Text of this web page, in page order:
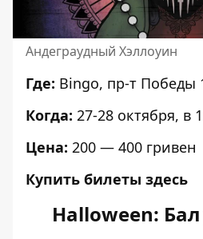
Андеграудный Хэллоуин
Где: Bingo, пр-т Победы
Когда: 27-28 октября, в
Цена: 200 — 400 гривен
Купить билеты здесь
Halloween: